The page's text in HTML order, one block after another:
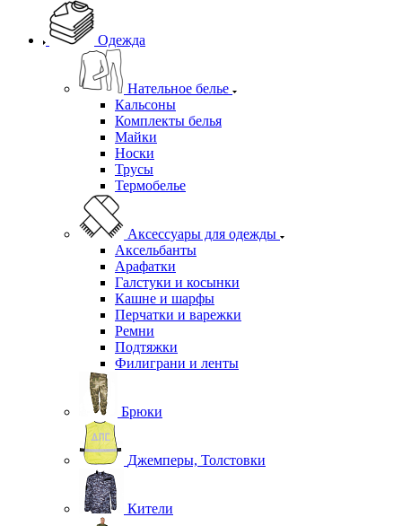
Одежда
Нательное белье
Кальсоны
Комплекты белья
Майки
Носки
Трусы
Термобелье
Аксессуары для одежды
Аксельбанты
Арафатки
Галстуки и косынки
Кашне и шарфы
Перчатки и варежки
Ремни
Подтяжки
Филиграни и ленты
Брюки
Джемперы, Толстовки
Кители